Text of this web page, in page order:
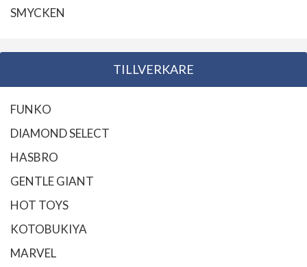
SMYCKEN
TILLVERKARE
FUNKO
DIAMOND SELECT
HASBRO
GENTLE GIANT
HOT TOYS
KOTOBUKIYA
MARVEL